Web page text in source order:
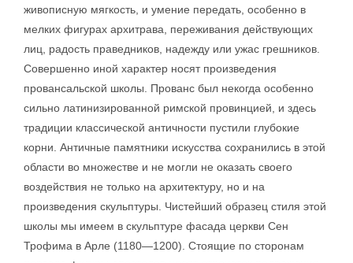
живописную мягкость, и умение передать, особенно в
мелких фигурах архитрава, переживания действующих
лиц, радость праведников, надежду или ужас грешников.
Совершенно иной характер носят произведения
провансальской школы. Прованс был некогда особенно
сильно латинизированной римской провинцией, и здесь
традиции классической античности пустили глубокие
корни. Античные памятники искусства сохранились в этой
области во множестве и не могли не оказать своего
воздействия не только на архитектуру, но и на
произведения скульптуры. Чистейший образец стиля этой
школы мы имеем в скульптуре фасада церкви Сен
Трофима в Арле (1180—1200). Стоящие по сторонам